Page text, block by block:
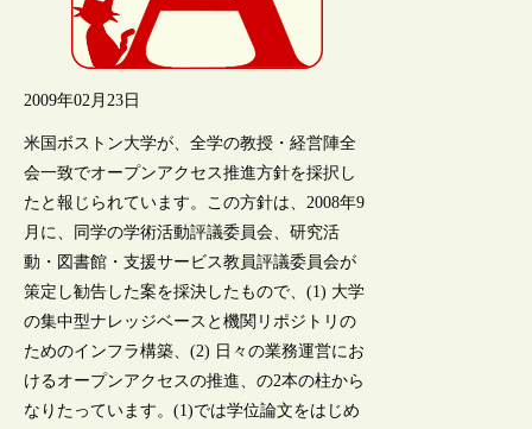
2009年02月23日
米国ボストン大学が、全学の教授・経営陣全
会一致でオープンアクセス推進方針を採択し
たと報じられています。この方針は、2008年9
月に、同学の学術活動評議委員会、研究活
動・図書館・支援サービス教員評議委員会が
策定し勧告した案を採決したもので、(1) 大学
の集中型ナレッジベースと機関リポジトリの
ためのインフラ構築、(2) 日々の業務運営にお
けるオープンアクセスの推進、の2本の柱から
なりたっています。(1)では学位論文をはじめ